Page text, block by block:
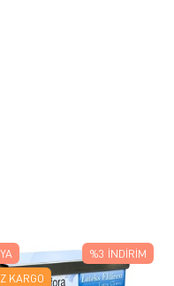
KARGO
%3 İNDIRIM